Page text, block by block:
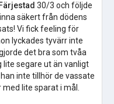
Färjestad 30/3 och följde
säkert från dödens
Vi fick feeling för
lyckades tyvärr inte
det bra som tvåa
lite segare ut än vanligt
inte tillhör de vassate
lite sparat i mål.